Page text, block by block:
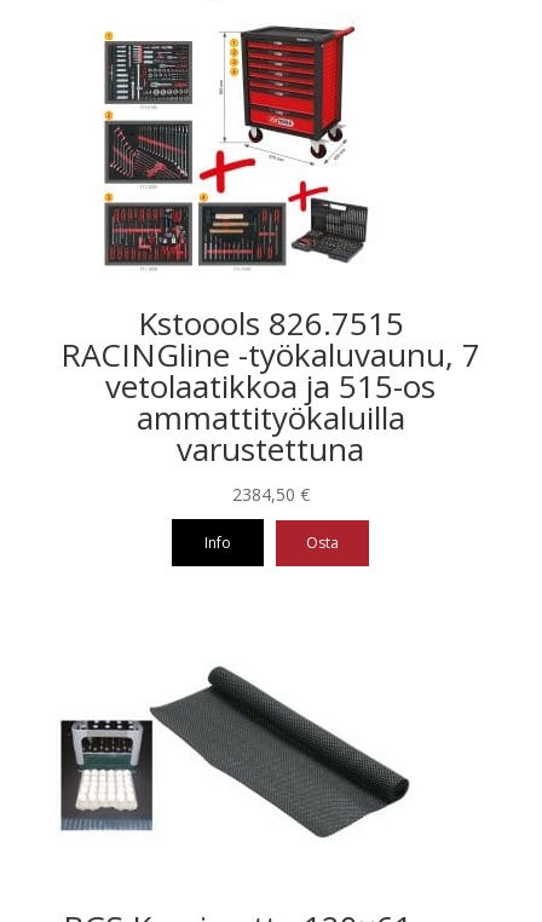
Kstoools 826.7515
RACINGline -työkaluvaunu, 7
vetolaatikkoa ja 515-os
ammattityökaluilla
varustettuna
2384,50 €
Info Osta